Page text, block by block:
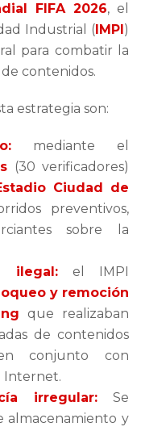
FIFA 2026, el
Industrial (IMPI)
para combatir la
contenidos.
estrategia son:
mediante el
(30 verificadores)
Ciudad de
preventivos,
sobre la
ilegal:el IMPI
y remoción
que realizaban
de contenidos
conjunto con
Internet.
irregular: Se
almacenamiento y